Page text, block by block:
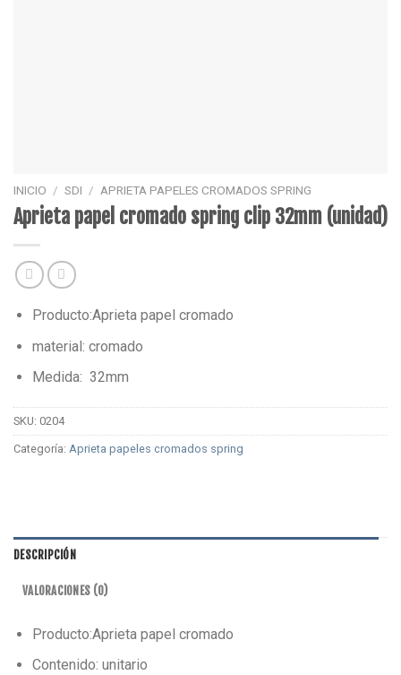
INICIO / SDI / APRIETA PAPELES CROMADOS SPRING
Aprieta papel cromado spring clip 32mm (unidad)
Producto:Aprieta papel cromado
material: cromado
Medida: 32mm
SKU: 0204
Categoría: Aprieta papeles cromados spring
DESCRIPCIÓN
VALORACIONES (0)
Producto:Aprieta papel cromado
Contenido: unitario